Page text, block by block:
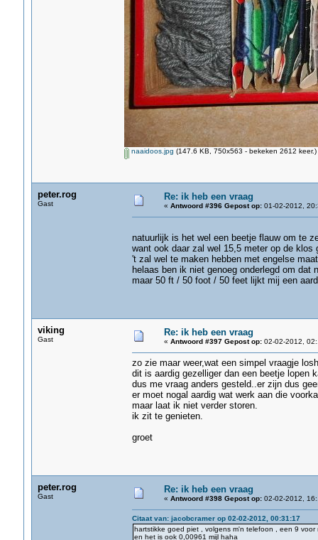
naaidoos.jpg (147.6 KB, 750x563 - bekeken 2612 keer.)
peter.rog
Gast
Re: ik heb een vraag
« Antwoord #396 Gepost op:01-02-2012,
natuurlijk is het wel een beetje flauw om te
want ook daar zal wel 15,5 meter op de klos
't zal wel te maken hebben met engelse
helaas ben ik niet genoeg onderlegd om dat
maar 50 ft / 50 foot / 50 feet lijkt mij een
viking
Gast
Re: ik heb een vraag
« Antwoord #397 Gepost op:02-02-2012,
zo zie maar weer,wat een simpel vraagje
dit is aardig gezelliger dan een beetje lopen
dus me vraag anders gesteld..er zijn dus
er moet nogal aardig wat werk aan die
maar laat ik niet verder storen.
ik zit te genieten.
groet
peter.rog
Gast
Re: ik heb een vraag
« Antwoord #398 Gepost op:02-02-2012,
Citaat van: jacobcramer op 02-02-2012, 00:31:17
hartstikke goed piet , volgens m'n telefoon , een 9 voor
en het is ook 0,00961 mijl haha